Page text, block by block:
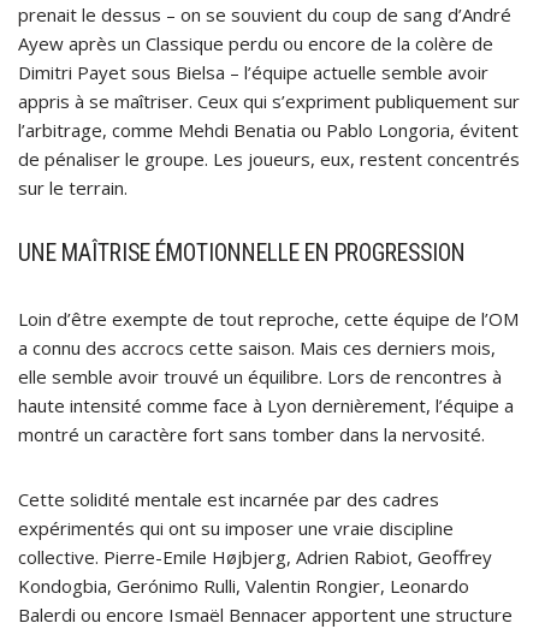
prenait le dessus – on se souvient du coup de sang d’André
Ayew après un Classique perdu ou encore de la colère de
Dimitri Payet sous Bielsa – l’équipe actuelle semble avoir
appris à se maîtriser. Ceux qui s’expriment publiquement sur
l’arbitrage, comme Mehdi Benatia ou Pablo Longoria, évitent
de pénaliser le groupe. Les joueurs, eux, restent concentrés
sur le terrain.
UNE MAÎTRISE ÉMOTIONNELLE EN PROGRESSION
Loin d’être exempte de tout reproche, cette équipe de l’OM
a connu des accrocs cette saison. Mais ces derniers mois,
elle semble avoir trouvé un équilibre. Lors de rencontres à
haute intensité comme face à Lyon dernièrement, l’équipe a
montré un caractère fort sans tomber dans la nervosité.
Cette solidité mentale est incarnée par des cadres
expérimentés qui ont su imposer une vraie discipline
collective. Pierre-Emile Højbjerg, Adrien Rabiot, Geoffrey
Kondogbia, Gerónimo Rulli, Valentin Rongier, Leonardo
Balerdi ou encore Ismaël Bennacer apportent une structure